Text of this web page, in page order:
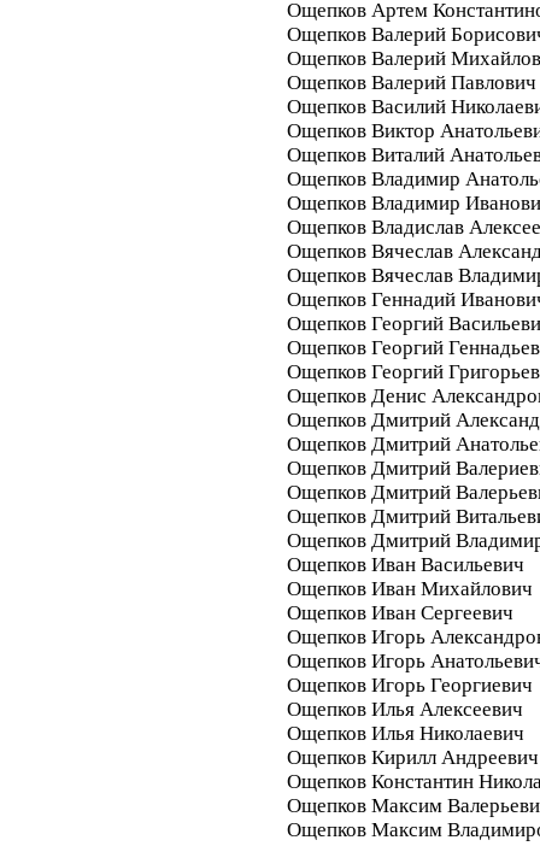
Ощепков Артем
Ощепков Валерий
Ощепков Валерий
Ощепков Валерий Павлович
Ощепков Василий
Ощепков Виктор
Ощепков Виталий
Ощепков Владимир
Ощепков Владимир
Ощепков Владислав
Ощепков Вячеслав
Ощепков Вячеслав
Ощепков Геннадий
Ощепков Георгий
Ощепков Георгий
Ощепков Георгий
Ощепков Денис
Ощепков Дмитрий
Ощепков Дмитрий
Ощепков Дмитрий
Ощепков Дмитрий
Ощепков Дмитрий
Ощепков Дмитрий
Ощепков Иван Васильевич
Ощепков Иван Михайлович
Ощепков Иван Сергеевич
Ощепков Игорь
Ощепков Игорь
Ощепков Игорь Георгиевич
Ощепков Илья Алексеевич
Ощепков Илья Николаевич
Ощепков Кирилл Андреевич
Ощепков Константин
Ощепков Максим
Ощепков Максим